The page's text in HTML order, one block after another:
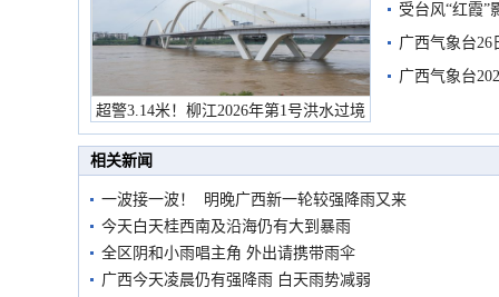
超警3.14米！柳江2026年第1号洪水过境
市民在堤岸见证汛况
受台风“红霞”
有较强降雨
广西气象台26
广西气象台
相关新闻
一波接一波！ 明晚广西新一轮较强降雨又来
今天白天桂西南及沿海仍有大到暴雨
全区阴和小雨唱主角 外出请携带雨伞
广西今天凌晨仍有强降雨 白天雨势减弱